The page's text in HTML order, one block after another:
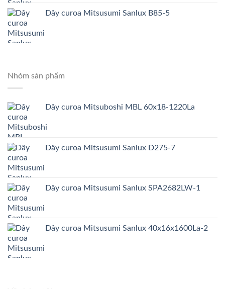
Dây curoa Mitsusumi Sanlux B85-5
Nhóm sản phẩm
Dây curoa Mitsuboshi MBL 60x18-1220La
Dây curoa Mitsusumi Sanlux D275-7
Dây curoa Mitsusumi Sanlux SPA2682LW-1
Dây curoa Mitsusumi Sanlux 40x16x1600La-2